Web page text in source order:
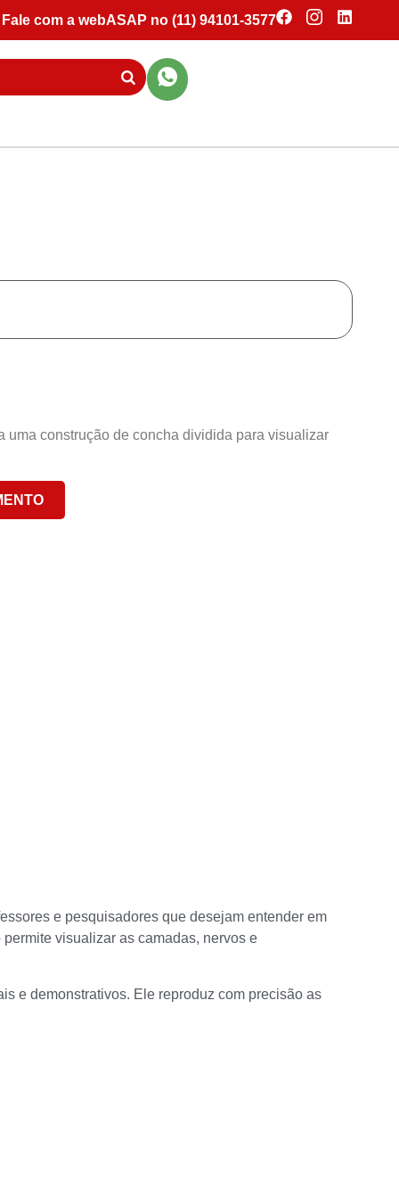
Fale com a webASAP no (11) 94101-3577
construção de concha dividida para visualizar
e pesquisadores que desejam entender em
visualizar as camadas, nervos e
e demonstrativos. Ele reproduz com precisão as